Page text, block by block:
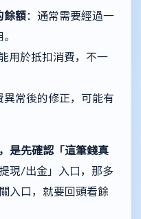
餘額：通常需要經過一
用於抵扣消費，不一
異常後的修正，可能有
是先確認「這筆錢真
現/出金」入口，那多
入口，就要回頭看餘